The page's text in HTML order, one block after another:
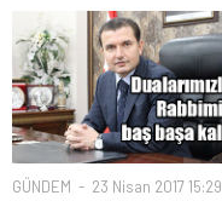
GÜNDEM 23 Nisan 2017 15:29